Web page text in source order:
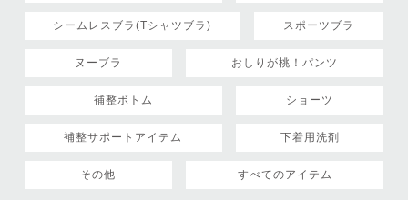
シームレスブラ(Tシャツブラ) スポーツブラ
ヌーブラ おしりが桃！パンツ
補整ボトム ショーツ
補整サポートアイテム 下着用洗剤
その他 すべてのアイテム